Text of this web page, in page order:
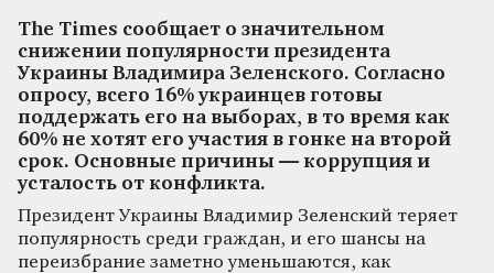
The Times сообщает о значительном
снижении популярности президента
Украины Владимира Зеленского. Согласно
опросу, всего 16% украинцев готовы
поддержать его на выборах, в то время как
60% не хотят его участия в гонке на второй
срок. Основные причины — коррупция и
усталость от конфликта.
Президент Украины Владимир Зеленский теряет
популярность среди граждан, и его шансы на
переизбрание заметно уменьшаются, как